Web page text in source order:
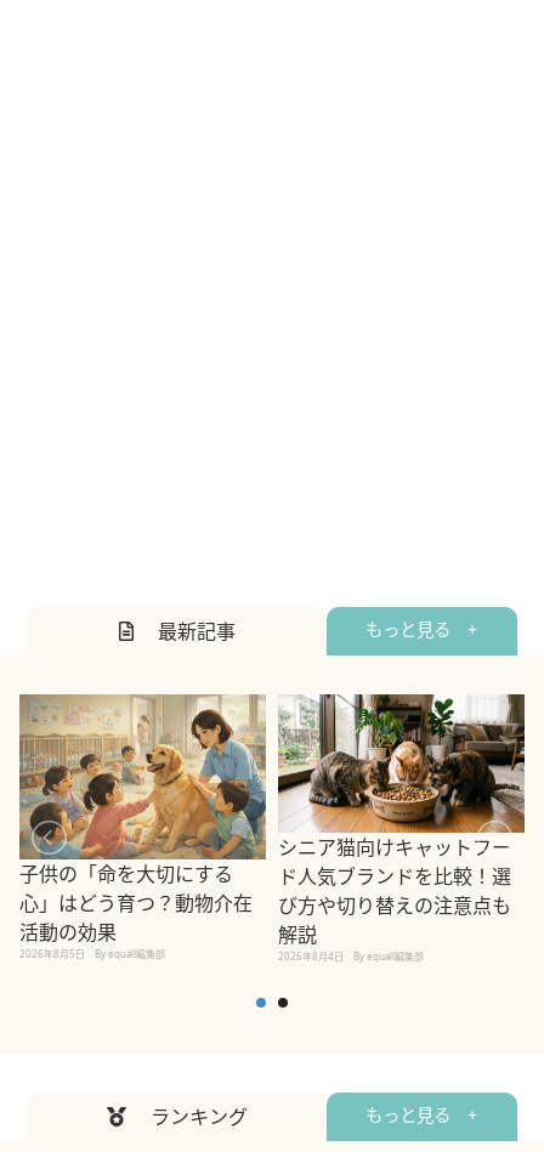
最新記事 もっと見る +
子供の「命を大切にする
心」はどう育つ？動物介在
活動の効果
2026年8月5日 By equall編集部
シニア猫向けキャットフー
ド人気ブランドを比較！選
び方や切り替えの注意点も
解説
2026年8月4日 By equall編集部
ランキング もっと見る +